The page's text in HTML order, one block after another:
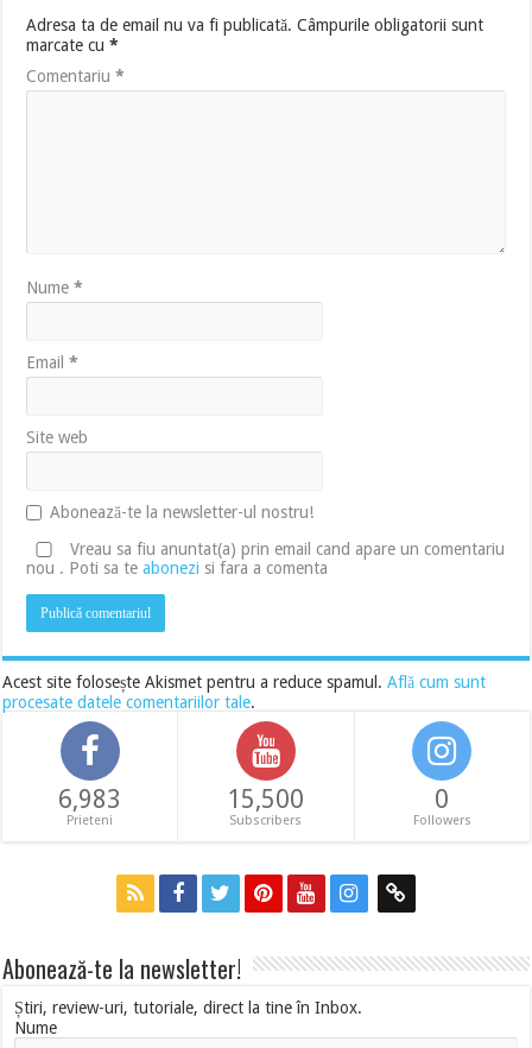
Adresa ta de email nu va fi publicată. Câmpurile obligatorii sunt
marcate cu*
Comentariu*
Nume*
Email*
Site web
Abonează-te la newsletter-ul nostru!
Vreau sa fiu anuntat(a) prin email cand apare un comentariu
nou . Poti sa teabonezi si fara a comenta
Acest site folosește Akismet pentru a reduce spamul.Află cum sunt
procesate datele comentariilor tale.
6,983
Prieteni
15,500
Subscribers
0
Followers
Abonează-te la newsletter!
Știri, review-uri, tutoriale, direct la tine în Inbox.
Nume